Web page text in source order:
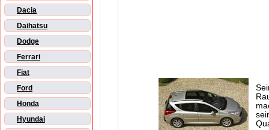
Dacia
Daihatsu
Dodge
Ferrari
Fiat
Ford
Honda
Hyundai